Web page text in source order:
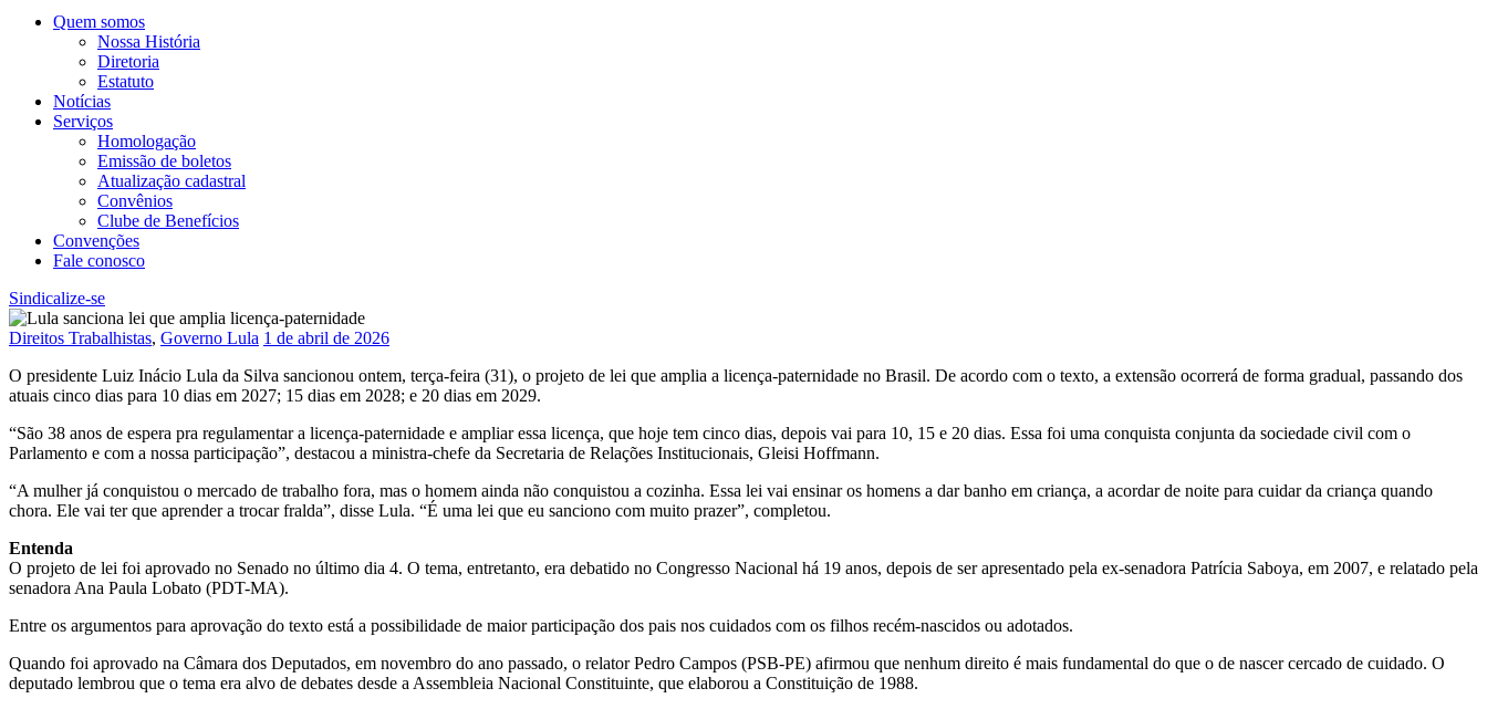
Quem somos
Nossa História
Diretoria
Estatuto
Notícias
Serviços
Homologação
Emissão de boletos
Atualização cadastral
Convênios
Clube de Benefícios
Convenções
Fale conosco
Sindicalize-se
Direitos Trabalhistas, Governo Lula 1 de abril de 2026
O presidente Luiz Inácio Lula da Silva sancionou ontem, terça-feira (31), o projeto de lei que amplia a licença-paternidade no Brasil. De acordo com o texto, a extensão ocorrerá de forma gradual, passando dos
atuais cinco dias para 10 dias em 2027; 15 dias em 2028; e 20 dias em 2029.
“São 38 anos de espera pra regulamentar a licença-paternidade e ampliar essa licença, que hoje tem cinco dias, depois vai para 10, 15 e 20 dias. Essa foi uma conquista conjunta da sociedade civil com o
Parlamento e com a nossa participação”, destacou a ministra-chefe da Secretaria de Relações Institucionais, Gleisi Hoffmann.
“A mulher já conquistou o mercado de trabalho fora, mas o homem ainda não conquistou a cozinha. Essa lei vai ensinar os homens a dar banho em criança, a acordar de noite para cuidar da criança quando
chora. Ele vai ter que aprender a trocar fralda”, disse Lula. “É uma lei que eu sanciono com muito prazer”, completou.
Entenda
O projeto de lei foi aprovado no Senado no último dia 4. O tema, entretanto, era debatido no Congresso Nacional há 19 anos, depois de ser apresentado pela ex-senadora Patrícia Saboya, em 2007, e relatado pela
senadora Ana Paula Lobato (PDT-MA).
Entre os argumentos para aprovação do texto está a possibilidade de maior participação dos pais nos cuidados com os filhos recém-nascidos ou adotados.
Quando foi aprovado na Câmara dos Deputados, em novembro do ano passado, o relator Pedro Campos (PSB-PE) afirmou que nenhum direito é mais fundamental do que o de nascer cercado de cuidado. O
deputado lembrou que o tema era alvo de debates desde a Assembleia Nacional Constituinte, que elaborou a Constituição de 1988.